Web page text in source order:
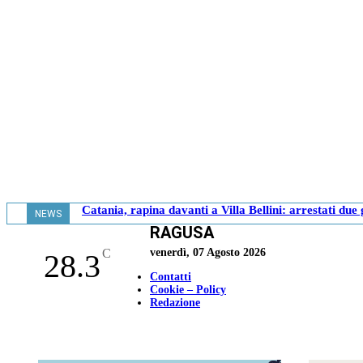
NEWS Catania, rapina davanti a Villa Bellini: arrestati due
28.3C
RAGUSA
venerdì, 07 Agosto 2026
Contatti
Cookie – Policy
Redazione